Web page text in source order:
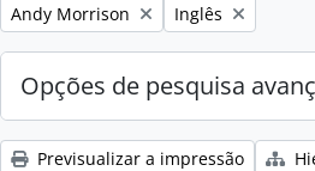
Remove filter:
Andy Morrison Remove filter:
Inglês
Opções de pesquisa
Previsualizar a impressão